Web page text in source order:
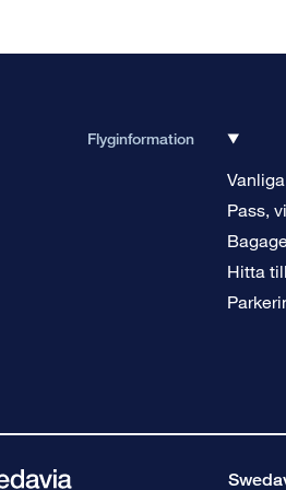
Flyginformation
Pass,
Hitta